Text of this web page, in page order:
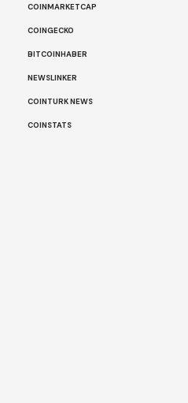
COINMARKETCAP
COINGECKO
BITCOINHABER
NEWSLINKER
COINTURK NEWS
COINSTATS